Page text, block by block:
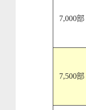
7,000部
7,500部